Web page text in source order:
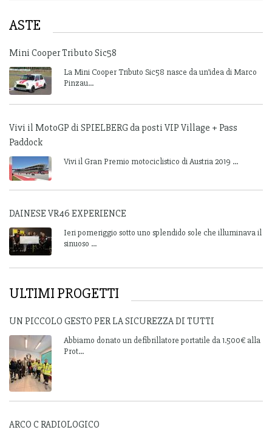
ASTE
Mini Cooper Tributo Sic58
La Mini Cooper Tributo Sic58 nasce da un’idea di Marco
Pinzau...
Vivi il MotoGP di SPIELBERG da posti VIP Village + Pass
Paddock
Vivi il Gran Premio motociclistico di Austria 2019 ...
DAINESE VR46 EXPERIENCE
Ieri pomeriggio sotto uno splendido sole che illuminava il
sinuoso ...
ULTIMI PROGETTI
UN PICCOLO GESTO PER LA SICUREZZA DI TUTTI
Abbiamo donato un defibrillatore portatile da 1.500€ alla
Prot...
ARCO C RADIOLOGICO